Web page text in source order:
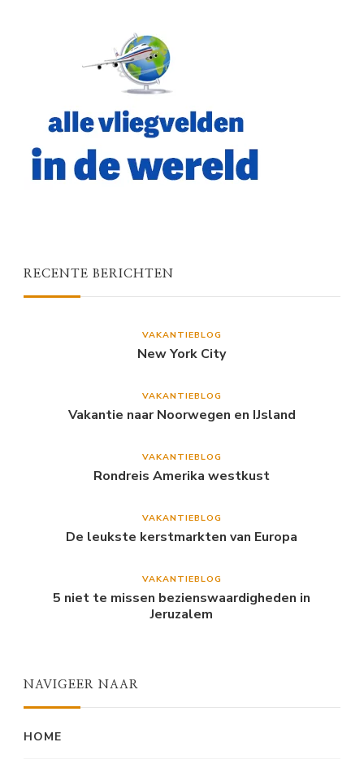
RECENTE BERICHTEN
VAKANTIEBLOG
New York City
VAKANTIEBLOG
Vakantie naar Noorwegen en IJsland
VAKANTIEBLOG
Rondreis Amerika westkust
VAKANTIEBLOG
De leukste kerstmarkten van Europa
VAKANTIEBLOG
5 niet te missen bezienswaardigheden in
Jeruzalem
NAVIGEER NAAR
HOME